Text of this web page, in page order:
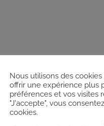
Nous utilisons des
offrir une expérience plus
préférences et vos visites
"J'accepte", vous
cookies.